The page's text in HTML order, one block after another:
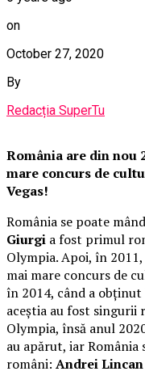
on
October 27, 2020
By
Redacția SuperTu
România are din
mare concurs de
Vegas!
România se poate
Giurgi a fost primul
Olympia. Apoi, în 2011,
mai mare concurs de
în 2014, când a
aceștia au fost singurii
Olympia, însă anul
au apărut, iar
români: Andrei